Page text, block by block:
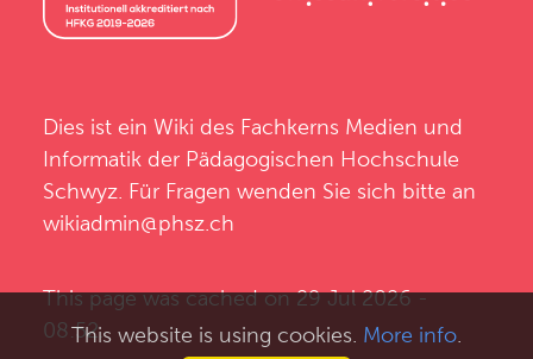
Dies ist ein Wiki des Fachkerns Medien und
Informatik der Pädagogischen Hochschule
Schwyz . Für Fragen wenden Sie sich bitte an
wikiadmin@phsz.ch
This page was cached on 29 Jul 2026 -
08:52.This website is using cookies. More info